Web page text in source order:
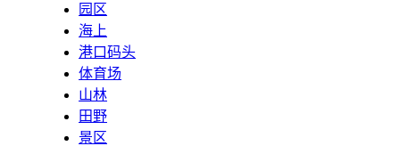
园区
海上
港口码头
体育场
山林
田野
景区